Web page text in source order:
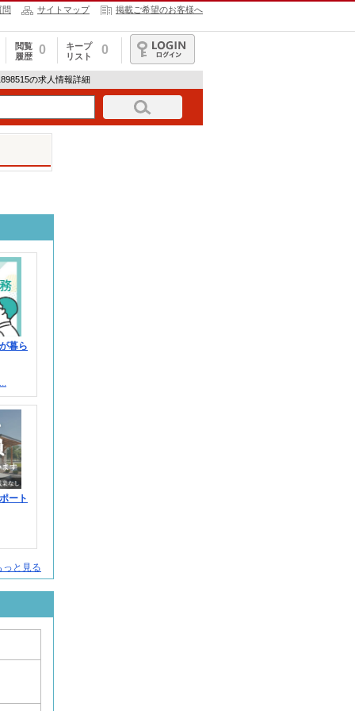
問 サイトマップ 掲載ご希望のお客様へ
閲覧
履歴
0
キープ
リスト
0
ログイン
の求人情報詳細
暮ら
ート
と見る